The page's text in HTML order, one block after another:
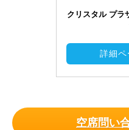
クリスタル プ
詳細ペ
空席問い